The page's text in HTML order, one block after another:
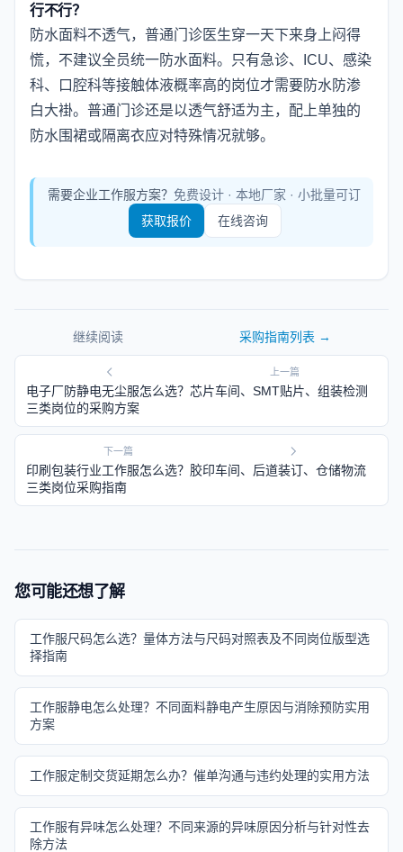
行不行？
防水面料不透气，普通门诊医生穿一天下来身上闷得
慌，不建议全员统一防水面料。只有急诊、ICU、感染
科、口腔科等接触体液概率高的岗位才需要防水防渗
白大褂。普通门诊还是以透气舒适为主，配上单独的
防水围裙或隔离衣应对特殊情况就够。
需要企业工作服方案？ 免费设计 · 本地厂家 · 小批量可订
获取报价
在线咨询
继续阅读 采购指南列表 →
上一篇
电子厂防静电无尘服怎么选？芯片车间、SMT贴片、组装检测
三类岗位的采购方案
下一篇
印刷包装行业工作服怎么选？胶印车间、后道装订、仓储物流
三类岗位采购指南
您可能还想了解
工作服尺码怎么选？量体方法与尺码对照表及不同岗位版型选
择指南
工作服静电怎么处理？不同面料静电产生原因与消除预防实用
方案
工作服定制交货延期怎么办？催单沟通与违约处理的实用方法
工作服有异味怎么处理？不同来源的异味原因分析与针对性去
除方法